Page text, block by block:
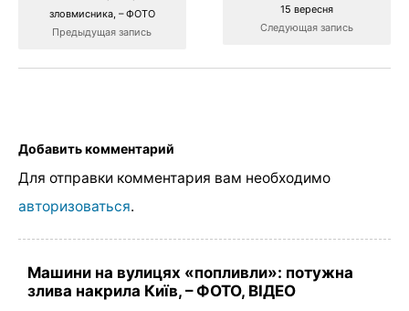
зловмисника, – ФОТО
Предыдущая запись
15 вересня
Следующая запись
Добавить комментарий
Для отправки комментария вам необходимо
авторизоваться.
Машини на вулицях «попливли»: потужна
злива накрила Київ, – ФОТО, ВІДЕО